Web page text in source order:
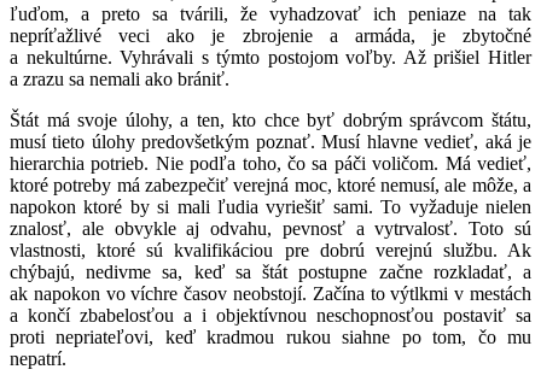
ľuďom, a preto sa tvárili, že vyhadzovať ich peniaze na tak
nepríťažlivé veci ako je zbrojenie a armáda, je zbytočné
a nekultúrne. Vyhrávali s týmto postojom voľby. Až prišiel Hitler
a zrazu sa nemali ako brániť.
Štát má svoje úlohy, a ten, kto chce byť dobrým správcom štátu,
musí tieto úlohy predovšetkým poznať. Musí hlavne vedieť, aká je
hierarchia potrieb. Nie podľa toho, čo sa páči voličom. Má vedieť,
ktoré potreby má zabezpečiť verejná moc, ktoré nemusí, ale môže, a
napokon ktoré by si mali ľudia vyriešiť sami. To vyžaduje nielen
znalosť, ale obvykle aj odvahu, pevnosť a vytrvalosť. Toto sú
vlastnosti, ktoré sú kvalifikáciou pre dobrú verejnú službu. Ak
chýbajú, nedivme sa, keď sa štát postupne začne rozkladať, a
ak napokon vo víchre časov neobstojí. Začína to výtlkmi v mestách
a končí zbabelosťou a i objektívnou neschopnosťou postaviť sa
proti nepriateľovi, keď kradmou rukou siahne po tom, čo mu
nepatrí.